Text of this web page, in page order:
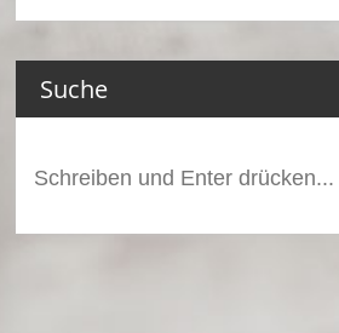
r
b
e
rg
Suche
nach: